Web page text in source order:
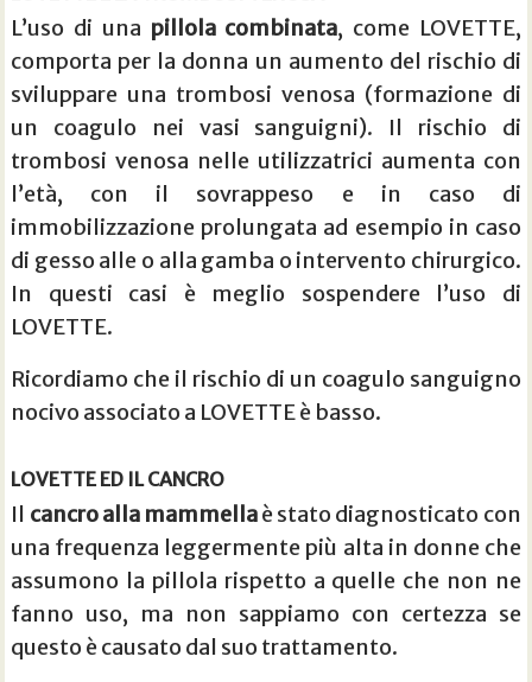
L’uso di una pillola combinata, come LOVETTE,
comporta per la donna un aumento del rischio di
sviluppare una trombosi venosa (formazione di
un coagulo nei vasi sanguigni). Il rischio di
trombosi venosa nelle utilizzatrici aumenta con
l’età, con il sovrappeso e in caso di
immobilizzazione prolungata ad esempio in caso
di gesso alle o alla gamba o intervento chirurgico.
In questi casi è meglio sospendere l’uso di
LOVETTE.
Ricordiamo che il rischio di un coagulo sanguigno
nocivo associato a LOVETTE è basso.
LOVETTE ED IL CANCRO
Il cancro alla mammellaè stato diagnosticato con
una frequenza leggermente più alta in donne che
assumono la pillola rispetto a quelle che non ne
fanno uso, ma non sappiamo con certezza se
questo è causato dal suo trattamento.